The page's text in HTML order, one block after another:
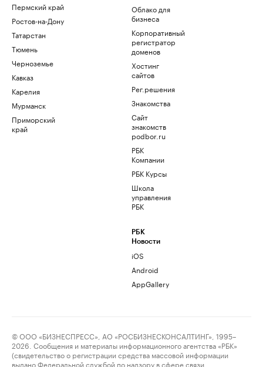
Пермский край
Ростов-на-Дону
Татарстан
Тюмень
Черноземье
Кавказ
Карелия
Мурманск
Приморский
край
Облако для
бизнеса
Корпоративный
регистратор
доменов
Хостинг
сайтов
Рег.решения
Знакомства
Сайт
знакомств
podbor.ru
РБК
Компании
РБК Курсы
Школа
управления
РБК
РБК
Новости
iOS
Android
AppGallery
© ООО «БИЗНЕСПРЕСС», АО «РОСБИЗНЕСКОНСАЛТИНГ», 1995–
2026. Сообщения и материалы информационного агентства «РБК»
(свидетельство о регистрации средства массовой информации
выдано Федеральной службой по надзору в сфере связи,